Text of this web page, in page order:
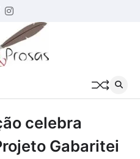
instagram
celebra
Gabaritei